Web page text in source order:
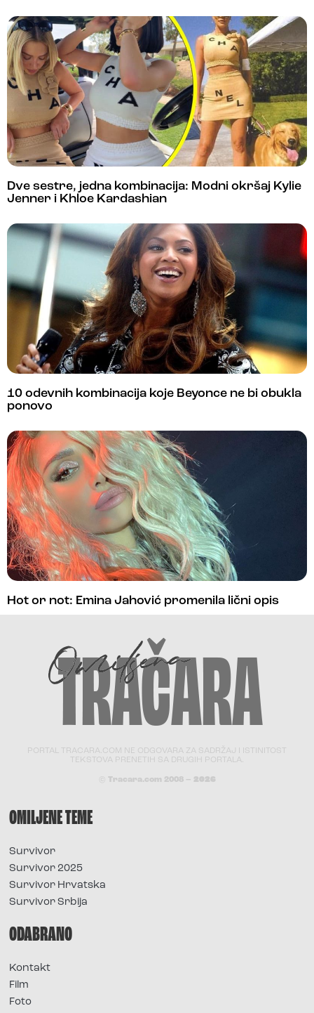
Dve sestre, jedna kombinacija: Modni okršaj Kylie
Jenner i Khloe Kardashian
10 odevnih kombinacija koje Beyonce ne bi obukla
ponovo
Hot or not: Emina Jahović promenila lični opis
PORTAL TRACARA.COM NE ODGOVARA ZA SADRŽAJ I ISTINITOST
TEKSTOVA PRENETIH SA DRUGIH PORTALA.
© Tracara.com 2008 – 2026
OMILJENE TEME
Survivor
Survivor 2025
Survivor Hrvatska
Survivor Srbija
ODABRANO
Kontakt
Film
Foto